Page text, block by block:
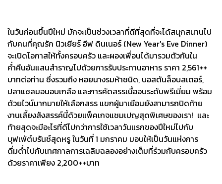
ในวันก่อนขึ้นปีใหม่ มักจะเป็นช่วงเวลาที่ดีที่สุดที่จะได้สนุกสนานไป
กับคนที่คุณรัก นิวเยียร์ อีฟ ดินเนอร์ (New Year's Eve Dinner)
จะเปิดโอกาสให้ทั้งครอบครัว และผองเพื่อนได้มารวมตัวกันใน
ค่ำคืนอันแสนสำราญไปด้วยการรับประทานอาหาร ราคา 2,561++
บาทต่อท่าน ซึ่งรวมถึง หอยนางรมห้าชนิด, บอสตันล็อบสเตอร์,
ปลาแซลมอนอบเกลือ และการคัดสรรเนื้ออบระดับพรีเมี่ยม พร้อม
ด้วยไวน์มากมายให้เลือกสรร แขกผู้มาเยือนยังสามารถปิดท้าย
งานเลี้ยงสังสรรค์นี้ด้วยแพ็คเกจแชมเปญสุดพิเศษของเรา! และ
ท้ายสุดจะมีอะไรที่ดีไปกว่าการใช้เวลาวันแรกของปีใหม่ไปกับ
บุฟเฟ่ต์บรันช์สุดหรู ในวันที่ 1 มกราคม มอบให้เป็นวันแห่งการ
ดื่มด่ำไปกับเทศกาลการเฉลิมฉลองอย่างเต็มที่ร่วมกับครอบครัว
ด้วยราคาเพียง 2,200++บาท